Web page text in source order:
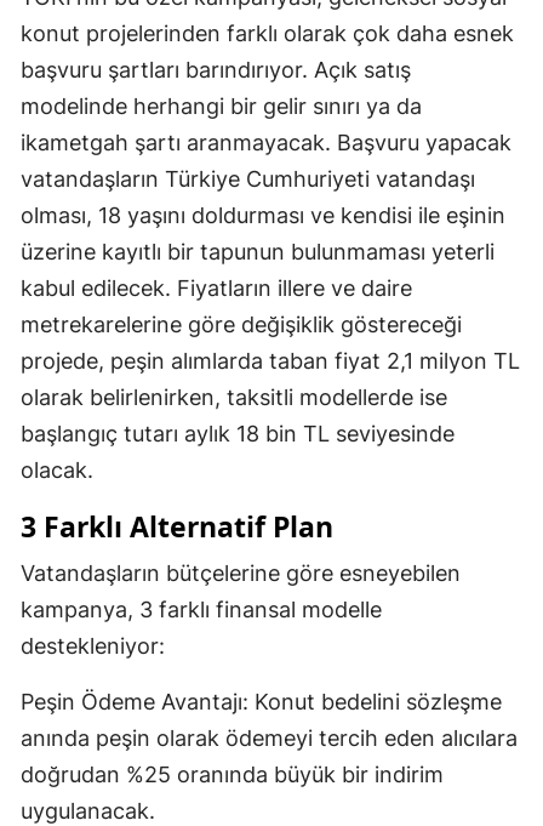
konut projelerinden farklı olarak çok daha esnek
başvuru şartları barındırıyor. Açık satış
modelinde herhangi bir gelir sınırı ya da
ikametgah şartı aranmayacak. Başvuru yapacak
vatandaşların Türkiye Cumhuriyeti vatandaşı
olması, 18 yaşını doldurması ve kendisi ile eşinin
üzerine kayıtlı bir tapunun bulunmaması yeterli
kabul edilecek. Fiyatların illere ve daire
metrekarelerine göre değişiklik göstereceği
projede, peşin alımlarda taban fiyat 2,1 milyon TL
olarak belirlenirken, taksitli modellerde ise
başlangıç tutarı aylık 18 bin TL seviyesinde
olacak.
3 Farklı Alternatif Plan
Vatandaşların bütçelerine göre esneyebilen
kampanya, 3 farklı finansal modelle
destekleniyor:
Peşin Ödeme Avantajı: Konut bedelini sözleşme
anında peşin olarak ödemeyi tercih eden alıcılara
doğrudan %25 oranında büyük bir indirim
uygulanacak.